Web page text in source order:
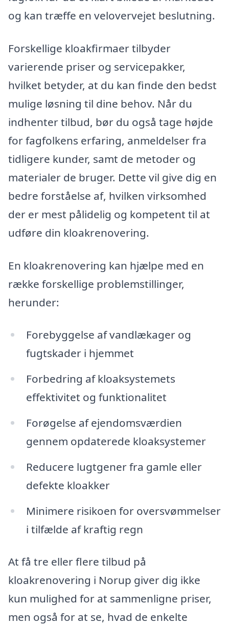
og kan træffe en velovervejet beslutning.
Forskellige kloakfirmaer tilbyder
varierende priser og servicepakker,
hvilket betyder, at du kan finde den bedst
mulige løsning til dine behov. Når du
indhenter tilbud, bør du også tage højde
for fagfolkens erfaring, anmeldelser fra
tidligere kunder, samt de metoder og
materialer de bruger. Dette vil give dig en
bedre forståelse af, hvilken virksomhed
der er mest pålidelig og kompetent til at
udføre din kloakrenovering.
En kloakrenovering kan hjælpe med en
række forskellige problemstillinger,
herunder:
Forebyggelse af vandlækager og
fugtskader i hjemmet
Forbedring af kloaksystemets
effektivitet og funktionalitet
Forøgelse af ejendomsværdien
gennem opdaterede kloaksystemer
Reducere lugtgener fra gamle eller
defekte kloakker
Minimere risikoen for oversvømmelser
i tilfælde af kraftig regn
At få tre eller flere tilbud på
kloakrenovering i Norup giver dig ikke
kun mulighed for at sammenligne priser,
men også for at se, hvad de enkelte